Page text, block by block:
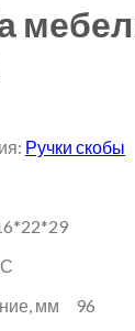
Ручки скобы
мм 96